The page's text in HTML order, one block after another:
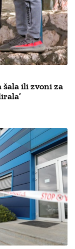
šala ili zvoni za